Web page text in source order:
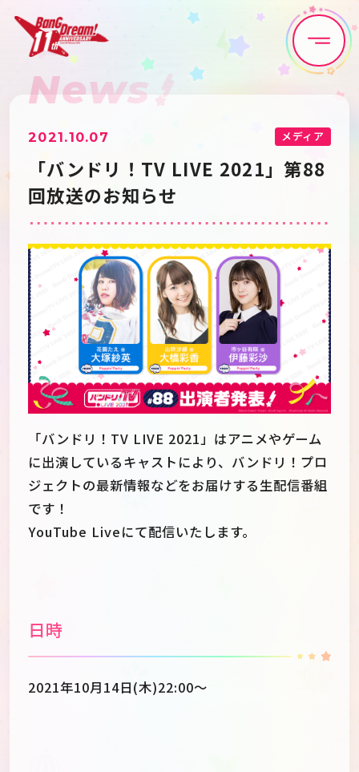
Home News
Live•Event Discography
Artist
Game Media
Schedule About
Goods
News
2021.10.07 メディア
「バンドリ！TV LIVE 2021」第88
回放送のお知らせ
「バンドリ！TV LIVE 2021」はアニメやゲーム
に出演しているキャストにより、バンドリ！プロ
ジェクトの最新情報などをお届けする生配信番組
です！
YouTube Liveにて配信いたします。
日時
2021年10月14日(木)22:00～